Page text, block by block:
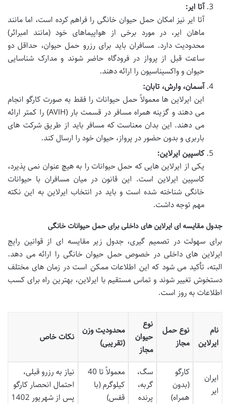
آتا ایر:
آتا ایر نیز امکانحمل حیوان خانگی را فراهم کرده است، اما مانند
ماهان ایر، در مورد برخی از هواپیماهای خود (مانند امبرائر)
محدودیت دارد. مسافران باید برای رزرو حمل حیوان، حداقل دو
ساعت قبل از پرواز در فرودگاه حاضر شوند و مدارک شناسایی
حیوان و واکسیناسیون را ارائه دهند.
آسمان، وارش، تابان:
این ایرلاین ها معمولاًحمل حیوانات را فقط به صورت کارگو انجام
می دهند و گزینه همراه مسافر در قسمت بار (AVIH) را کمتر ارائه
می دهند. این بدان معناست که مسافر باید از طریق شرکت های
باربری و بدون حضور در پرواز، حیوان خود را ارسال کند.
کاسپین ایرلاین:
یکی از ایرلاین هایی که حمل حیوانات را به هیچ عنوان نمی پذیرد،
کاسپین ایرلاین است. این قانون در میان مسافران با حیوانات
خانگی شناخته شده است و باید در انتخاب ایرلاین به این نکته
مهم توجه داشت.
جدول مقایسه ای ایرلاین های داخلی برای حمل حیوانات خانگی
برای سهولت در تصمیم گیری، جدول زیر مقایسه ای از قوانین رایج
ایرلاین های داخلی در خصوصحمل حیوان خانگی را ارائه می دهد.
البته، تأکید می شود که این اطلاعات ممکن است در زمان های مختلف
دستخوش تغییر شوند و تماس مستقیم با ایرلاین، بهترین راه برای کسب
اطلاعات به روز است.
نام
ایرلاین
نوع حمل
مجاز
نوع
حیوان
مجاز
محدودیت وزن
(تقریبی)
نکات خاص
ایران
ایر
کارگو
(بدون
همراه)
سگ،
گربه،
پرنده
معمولاً تا 40
کیلوگرم (با
قفس)
نیاز به رزرو قبلی،
احتمال انحصار کارگو
پس از شهریور 1402